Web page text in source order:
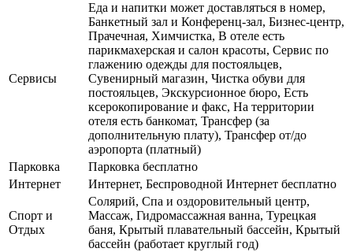
Сервисы
Еда и напитки может доставляться в номер,
Банкетный зал и Конференц-зал, Бизнес-центр,
Прачечная, Химчистка, В отеле есть
парикмахерская и салон красоты, Сервис по
глажению одежды для постояльцев,
Сувенирный магазин, Чистка обуви для
постояльцев, Экскурсионное бюро, Есть
ксерокопирование и факс, На территории
отеля есть банкомат, Трансфер (за
дополнительную плату), Трансфер от/до
аэропорта (платный)
Парковка
Парковка бесплатно
Интернет
Интернет, Беспроводной Интернет бесплатно
Спорт и
Отдых
Солярий, Спа и оздоровительный центр,
Массаж, Гидромассажная ванна, Турецкая
баня, Крытый плавательный бассейн, Крытый
бассейн (работает круглый год)